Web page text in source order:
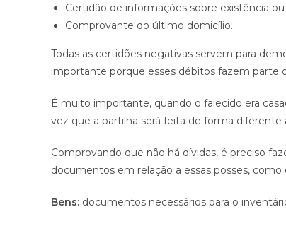
Certidão de informações sobre existência
Comprovante do último domicílio.
Todas as certidões negativas servem para
importante porque esses débitos fazem parte
É muito importante, quando o falecido era
vez que a partilha será feita de forma diferente
Comprovando que não há dívidas, é preciso
documentos em relação a essas posses,
Bens: documentos necessários para o